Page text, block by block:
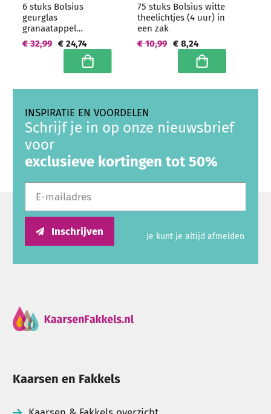
6 stuks Bolsius
geurglas
granaatappel
geurkaarsen 80/73
mm (25 uur) -
grootverpakking
€ 24,74
€ 32,99
In winkelwagen
75 stuks Bolsius witte
theelichtjes (4 uur) in
een zak
€ 8,24
€ 10,99
In winkelwagen
INSPIRATIE EN VOORDELEN
Schrijf je in op onze nieuwsbrief
voor
exclusieve kortingen tot 50%
Inschrijven Je kunt je altijd afmelden
Kaarsen en Fakkels